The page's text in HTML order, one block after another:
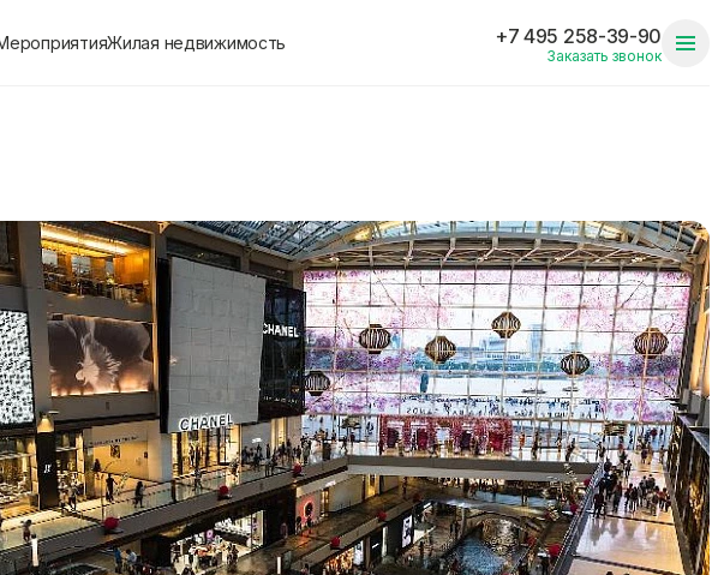
Жилая недвижимость +7 495 258-39-90
Заказать звонок